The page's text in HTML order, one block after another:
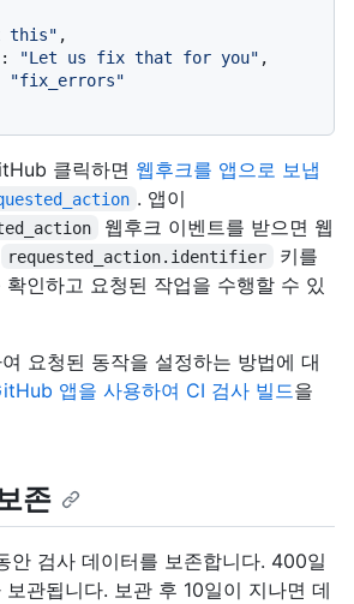
this" ,
: "Let us fix that for you" ,
"fix_errors"
클릭하면 웹후크를 앱으로 보냅
. 앱이
웹후크 이벤트를 받으면 웹
requested_action.identifier
키를
인하고 요청된 작업을 수행할 수 있
요청된 동작을 설정하는 방법에 대
앱을 사용하여 CI 검사 빌드을
존
검사 데이터를 보존합니다. 400일
관됩니다. 보관 후 10일이 지나면 데